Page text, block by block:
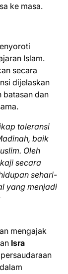
ke masa.
Islam.
secara
dijelaskan
batasan dan
toleransi
baik
Oleh
secara
sehari-
yang menjadi
mengajak
Isra